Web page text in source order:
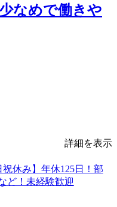
なめで働きや
詳細を表示